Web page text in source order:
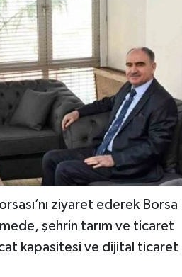
ziyaret ederek Borsa
şehrin tarım ve ticaret
kapasitesi ve dijital ticaret